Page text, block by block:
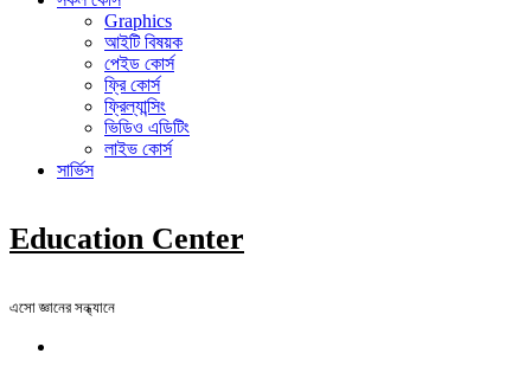
Graphics
আইটি বিষয়ক
পেইড কোর্স
ফ্রি কোর্স
ফ্রিল্যান্সিং
ভিডিও এডিটিং
লাইভ কোর্স
সার্ভিস
Education Center
এসো জ্ঞানের সন্ধ্যানে